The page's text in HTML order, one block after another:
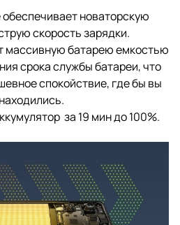
новаторскую
скорость зарядки.
массивную батарею емкостью
срока службы батареи, что
спокойствие, где бы вы
за 19 мин до 100%.